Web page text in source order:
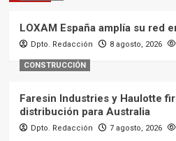
LOXAM España amplía su red
Dpto. Redacción 8 agosto, 2026
CONSTRUCCIÓN
Faresin Industries y Haulotte
distribución para Australia
Dpto. Redacción 7 agosto, 2026